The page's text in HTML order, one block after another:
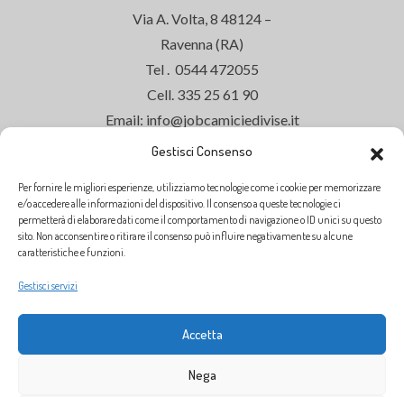
Gestisci Consenso
Per fornire le migliori esperienze, utilizziamo tecnologie come i cookie per memorizzare
e/o accedere alle informazioni del dispositivo. Il consenso a queste tecnologie ci
permetterà di elaborare dati come il comportamento di navigazione o ID unici su questo
sito. Non acconsentire o ritirare il consenso può influire negativamente su alcune
caratteristiche e funzioni.
Gestisci servizi
Accetta
Nega
Via A. Volta, 8 48124 –
Ravenna (RA)
Tel . 0544 472055
Cell. 335 25 61 90
Email: info@jobcamiciedivise.it
ORARI DI APERTURA
Siamo aperti dalLunedì al Venerdìdalle
SABATO CHIUSO